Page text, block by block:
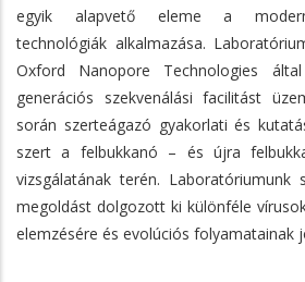
egyik alapvető eleme a modern
technológiák alkalmazása.
Oxford Nanopore Technologies
generációs szekvenálási facilitást
során szerteágazó gyakorlati és
szert a felbukkanó – és újra
vizsgálatának terén. Laboratóriumunk
megoldást dolgozott ki különféle
elemzésére és evolúciós folyamatainak